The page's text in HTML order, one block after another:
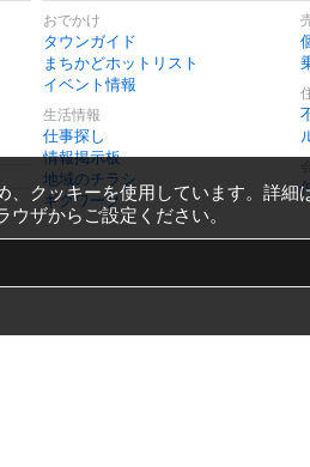
おでかけ
タウンガイド
まちかどホットリスト
イベント情報
生活情報
仕事探し
情報掲示板
地域のチラシ
ギグワーク
、クッキーを使用しています。詳細
ザからご設定ください。